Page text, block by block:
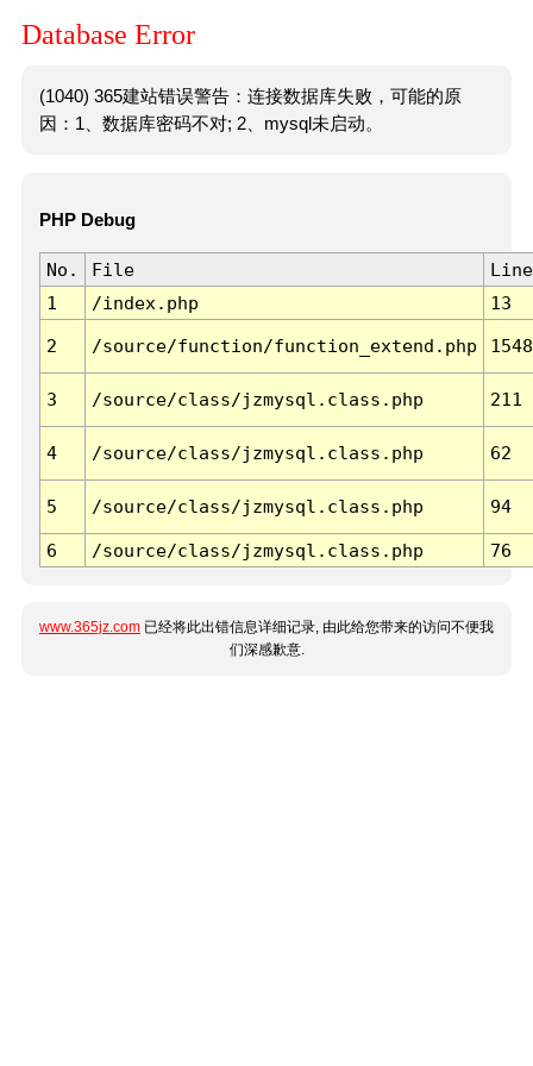
Database Error
(1040) 365建站错误警告：连接数据库失败，可能的原
因：1、数据库密码不对; 2、mysql未启动。
PHP Debug
No. File
Line
1
/index.php 13
2 /source/function/function_extend.php 1548
3 /source/class/jzmysql.class.php 211
4 /source/class/jzmysql.class.php 62
5 /source/class/jzmysql.class.php 94
6 /source/class/jzmysql.class.php 76
www.365jz.com 已经将此出错信息详细记录, 由此给您带来的访问不便我
们深感歉意.